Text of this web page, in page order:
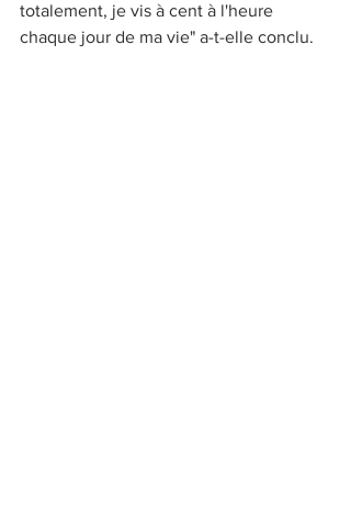
totalement, je vis à cent à l'heure
chaque jour de ma vie" a-t-elle conclu.